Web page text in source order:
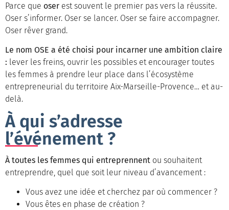
Parce que oser est souvent le premier pas vers la réussite.
Oser s’informer. Oser se lancer. Oser se faire accompagner.
Oser rêver grand.
Le nom OSE a été choisi pour incarner une ambition claire
: lever les freins, ouvrir les possibles et encourager toutes
les femmes à prendre leur place dans l’écosystème
entrepreneurial du territoire Aix-Marseille-Provence… et au-
delà.
À qui s’adresse
l’événement ?
À toutes les femmes qui entreprennent ou souhaitent
entreprendre, quel que soit leur niveau d’avancement :
Vous avez une idée et cherchez par où commencer ?
Vous êtes en phase de création ?